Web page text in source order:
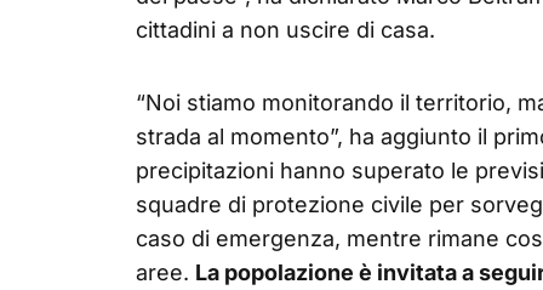
cittadini a non uscire di casa.
“Noi stiamo monitorando il territorio,
strada al momento”, ha aggiunto il
precipitazioni hanno superato le
squadre di protezione civile per
caso di emergenza, mentre rimane
aree. La popolazione è invitata a